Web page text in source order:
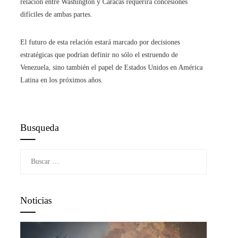
relación entre Washington y Caracas requerirá concesiones
difíciles de ambas partes.
El futuro de esta relación estará marcado por decisiones
estratégicas que podrían definir no sólo el estruendo de
Venezuela, sino también el papel de Estados Unidos en América
Latina en los próximos años.
Busqueda
Noticias